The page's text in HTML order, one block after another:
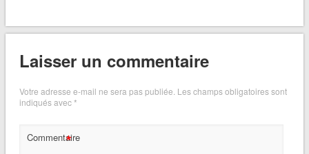
Laisser un commentaire
Votre adresse e-mail ne sera pas publiée. Les champs obligatoires sont
indiqués avec*
Commentaire
*